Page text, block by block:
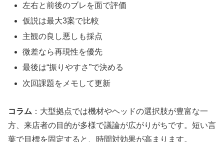
左右と前後のブレを面で評価
仮説は最大3案で比較
主観の良し悪しも採点
微差なら再現性を優先
最後は“振りやすさ”で決める
次回課題をメモして更新
コラム ：大型拠点では機材やヘッドの選択肢が豊富な一
方、来店者の目的が多様で議論が広がりがちです。短い言
葉で目標を固定すると、時間対効果が高まります。